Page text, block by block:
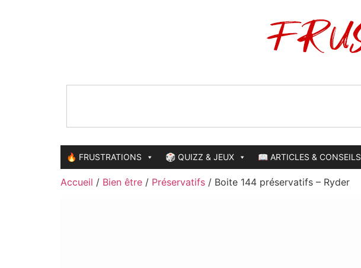
🔥 FRUSTRATIONS 🎲 QUIZZ & JEUX 📖 ARTICLES & CONSEILS
Accueil / Bien être / Préservatifs / Boite 144 préservatifs – Ryder